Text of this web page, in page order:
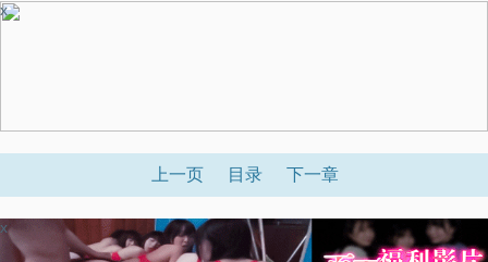
x
上一页 目录 下一章
x